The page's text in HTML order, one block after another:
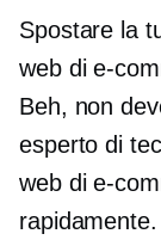
Spostare la
web di e-
Beh, non
esperto di
web di e-